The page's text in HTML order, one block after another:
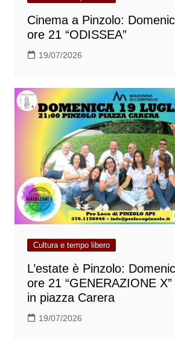
Cinema a Pinzolo:
ore 21 “ODISSEA”
19/07/2026
Cultura e tempo libero
L’estate è Pinzolo:
ore 21 “GENERAZIONE
in piazza Carera
19/07/2026